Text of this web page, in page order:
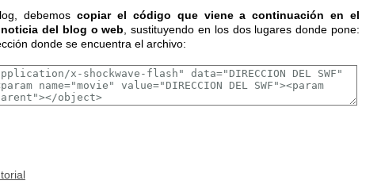
debemoscopiar el código que viene a continuación en el
del blog o web , sustituyendo en los dos lugares donde pone:
donde se encuentra el archivo: